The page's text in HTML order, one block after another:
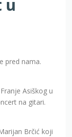
u
pred nama.
Asiškog u
na gitari.
Brčić koji